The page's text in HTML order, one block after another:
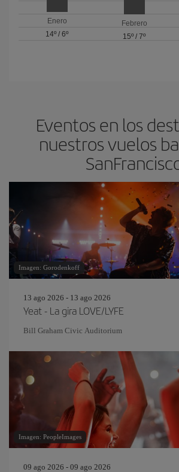
Enero
14º /6º
Febrero
15º / 7º
Eventos en los
nuestros vuelos
Imagen: Gorodenkoff
13 ago 2026 - 13 ago 2026
Yeat - La gira LOVE/LYFE
Bill Graham Civic Auditorium
Imagen: PeopleImages
09 ago 2026 - 09 ago 2026